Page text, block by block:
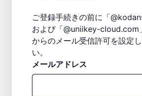
ご登録手続きの前に「
および「@uniikey-cloud.com
からのメール受信許可を設定
い。
メールアドレス